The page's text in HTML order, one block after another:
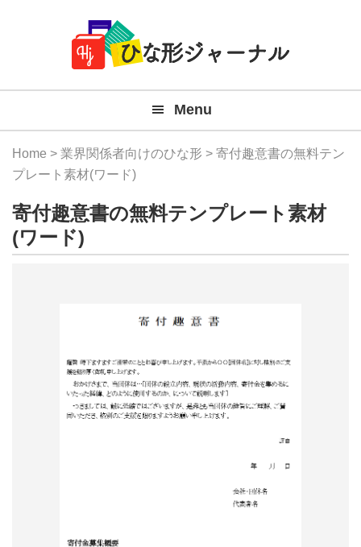
Navigation
料
テ
プ
ー
形
ャ
ー
Menu
Home > 業界関係者向けのひな形 > 寄付趣意書の無料テン
プレート素材(ワード)
寄付趣意書の無料テンプレート素材
(ワード)